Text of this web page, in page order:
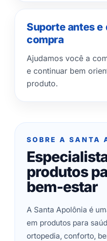
Suporte antes e
compra
Ajudamos você a
e continuar bem
produto.
SOBRE A SANTA
produtos
bem-estar
A Santa Apolônia é
em produtos para
ortopedia, conforto,